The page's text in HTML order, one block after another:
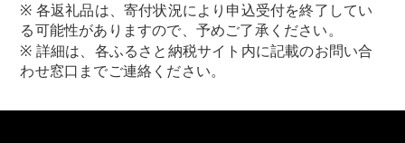
※ 各返礼品は、寄付状況により申込受付を終了してい
る可能性がありますので、予めご了承ください。
※ 詳細は、各ふるさと納税サイト内に記載のお問い合
わせ窓口までご連絡ください。